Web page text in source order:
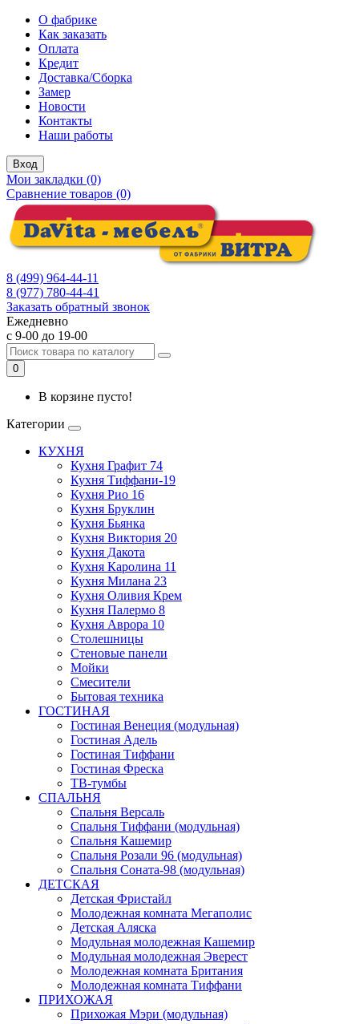
О фабрике
Как заказать
Оплата
Кредит
Доставка/Сборка
Замер
Новости
Контакты
Наши работы
Вход
Мои закладки (0)
Сравнение товаров (0)
8 (499) 964-44-11
8 (977) 780-44-41
Заказать обратный звонок
Ежедневно
с 9-00 до 19-00
0
В корзине пусто!
Категории
КУХНЯ
Кухня Графит 74
Кухня Тиффани-19
Кухня Рио 16
Кухня Бруклин
Кухня Бьянка
Кухня Виктория 20
Кухня Дакота
Кухня Каролина 11
Кухня Милана 23
Кухня Оливия Крем
Кухня Палермо 8
Кухня Аврора 10
Столешницы
Стеновые панели
Мойки
Смесители
Бытовая техника
ГОСТИНАЯ
Гостиная Венеция (модульная)
Гостиная Адель
Гостиная Тиффани
Гостиная Фреска
ТВ-тумбы
СПАЛЬНЯ
Спальня Версаль
Спальня Тиффани (модульная)
Спальня Кашемир
Спальня Розали 96 (модульная)
Спальня Соната-98 (модульная)
ДЕТСКАЯ
Детская Фристайл
Молодежная комната Мегаполис
Детская Аляска
Модульная молодежная Кашемир
Модульная молодежная Эверест
Молодежная комната Британия
Молодежная комната Тиффани
ПРИХОЖАЯ
Прихожая Мэри (модульная)